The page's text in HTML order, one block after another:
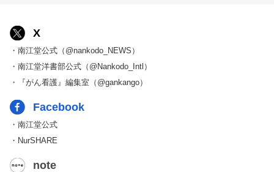
X
・南江堂公式（@nankodo_NEWS）
・南江堂洋書部公式（@Nankodo_Intl）
・『がん看護』編集室（@gankango）
Facebook
・南江堂公式
・NurSHARE
note